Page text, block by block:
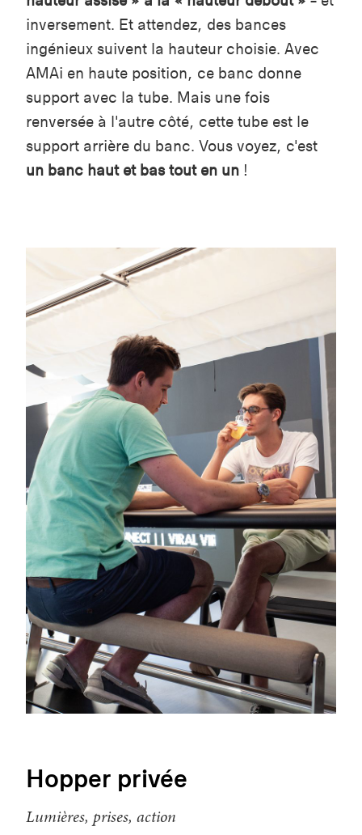
inversement. Et attendez, des bances
ingénieux suivent la hauteur choisie. Avec
AMAi en haute position, ce banc donne
support avec la tube. Mais une fois
renversée à l'autre côté, cette tube est le
support arrière du banc. Vous voyez, c'est
un banc haut et bas tout en un !
Hopper privée
Lumières, prises, action